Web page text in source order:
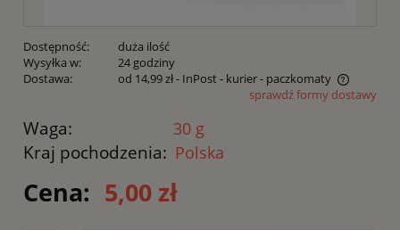
Dostępność:
duża ilość
Wysyłka w:
24 godziny
Dostawa:
od 14,99 zł- InPost - kurier - paczkomaty
Cena nie zawiera ewentualnych kosztów płatnościsprawdź formy dostawy
Waga: 30 g
Kraj pochodzenia: Polska
Cena: 5,00 zł